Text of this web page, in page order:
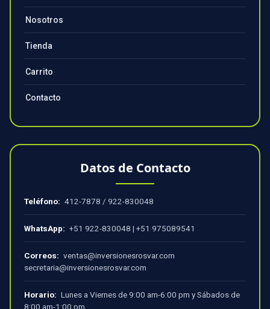
Nosotros
Tienda
Carrito
Contacto
Datos de Contacto
Teléfono: 412-7878 / 922-830048
WhatsApp: +51 922-830048 | +51 975089541
Correos: ventas@inversionesrosvar.com
secretaria@inversionesrosvar.com
Horario: Lunes a Viernes de 9:00 am-6:00 pm y Sábados de
8:00 am-1:00 pm